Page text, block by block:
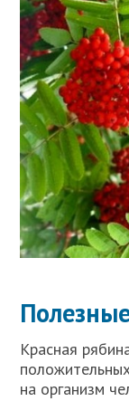
Красная
на организм